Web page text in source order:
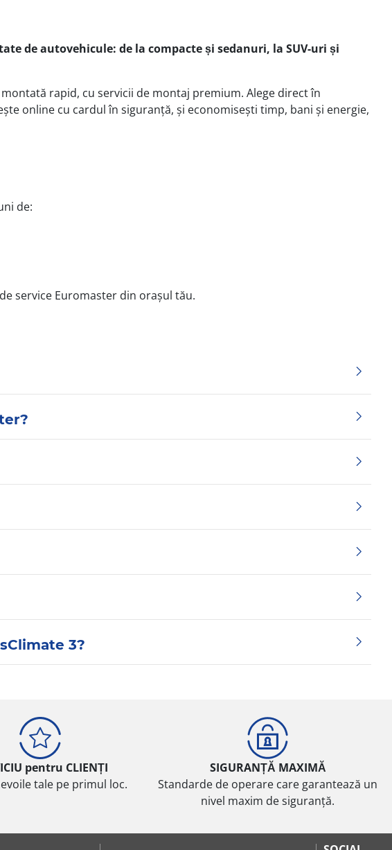
de autovehicule: de la compacte și sedanuri, la SUV-uri și
rapid, cu servicii de montaj premium. Alege direct în
online cu cardul în siguranță, și economisești timp, bani și energie,
de:
service Euromaster din orașul tău.
3?
pentru CLIENȚI
tale pe primul loc.
SIGURANȚĂ MAXIMĂ
Standarde de operare care garantează un
nivel maxim de siguranță.